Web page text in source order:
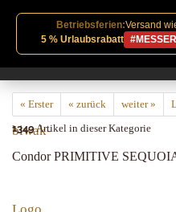
Betriebsferien:Versand
5 % Urlaubsrabatt
« Erster « zurück weiter »
1349Artikel in dieser Kategorie
Condor PRIMITIVE